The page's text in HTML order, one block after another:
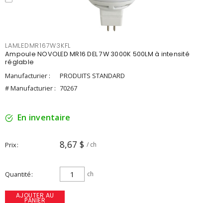
LAMLEDMR167W3KFL
Ampoule NOVOLED MR16 DEL 7W 3000K 500LM à intensité
réglable
Manufacturier :
PRODUITS STANDARD
# Manufacturier : 70267
En inventaire
Prix 8,67 $ / ch
Quantité ch
AJOUTER AU
PANIER